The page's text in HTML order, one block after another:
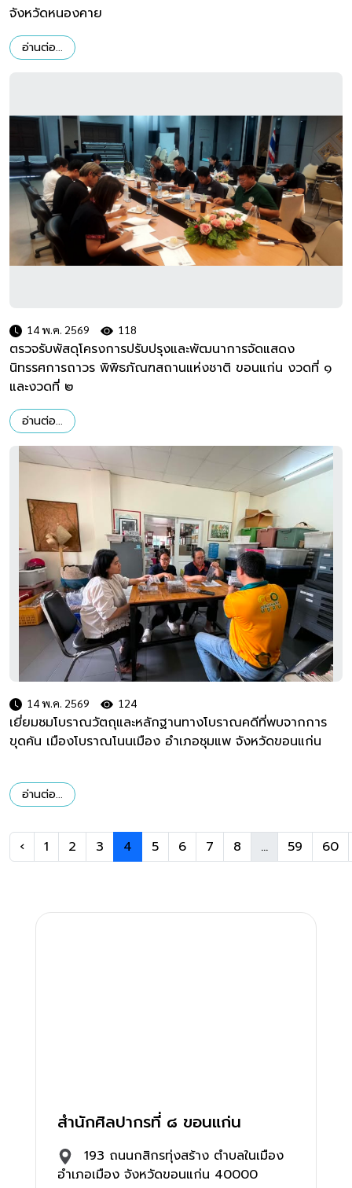
จังหวัดหนองคาย
อ่านต่อ...
14 พ.ค. 2569 118
ตรวจรับพัสดุโครงการปรับปรุงและพัฒนาการจัดแสดง
นิทรรศการถาวร พิพิธภัณฑสถานแห่งชาติ ขอนแก่น งวดที่ ๑
และงวดที่ ๒
อ่านต่อ...
14 พ.ค. 2569 124
เยี่ยมชมโบราณวัตถุและหลักฐานทางโบราณคดีที่พบจากการ
ขุดค้น เมืองโบราณโนนเมือง อำเภอชุมแพ จังหวัดขอนแก่น
อ่านต่อ...
‹ 1 2 3 4 5 6 7 8 ... 59 60
สำนักศิลปากรที่ ๘ ขอนแก่น
193 ถนนกสิกรทุ่งสร้าง ตำบลในเมือง
อำเภอเมือง จังหวัดขอนแก่น 40000